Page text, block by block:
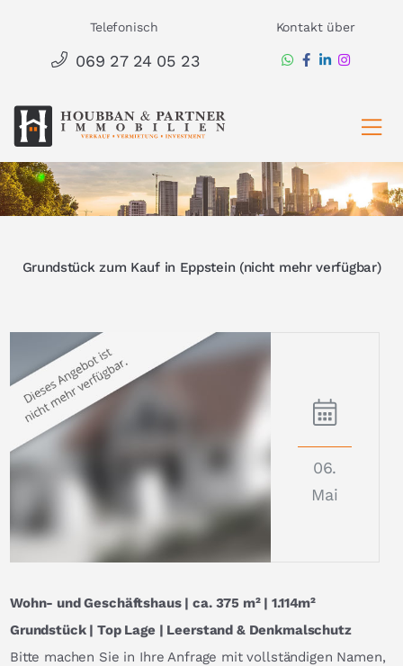
springen
Telefonisch
069 27 24 05 23
Kontakt über
Grundstück zum Kauf in Eppstein (nicht mehr verfügbar)
06.
Mai
Wohn- und Geschäftshaus | ca. 375 m² | 1.114m²
Grundstück | Top Lage | Leerstand & Denkmalschutz
Bitte machen Sie in Ihre Anfrage mit vollständigen Namen,